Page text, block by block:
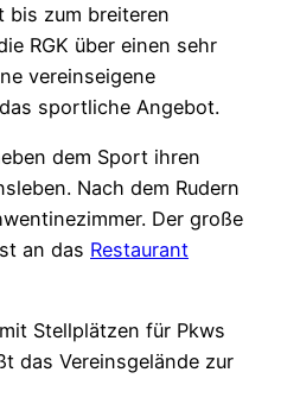
bis zum breiteren
RGK über einen sehr
vereinseigene
sportliche Angebot.
dem Sport ihren
Nach dem Rudern
Der große
an das Restaurant
Stellplätzen für Pkws
das Vereinsgelände zur